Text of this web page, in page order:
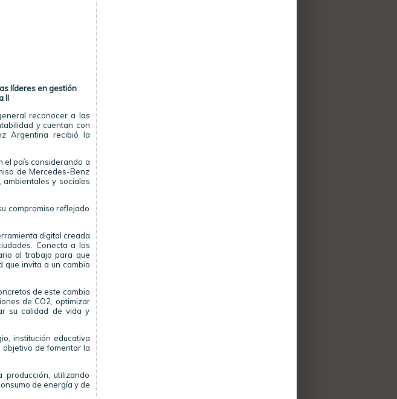
líderes en gestión
II
reconocer a las
y cuentan con
Argentina recibió la
el país considerando a
de Mercedes-Benz
y sociales
compromiso reflejado
digital creada
Conecta a los
al trabajo para que
que invita a un cambio
de este cambio
de CO2, optimizar
su calidad de vida y
institución educativa
de fomentar la
utilizando
de energía y de